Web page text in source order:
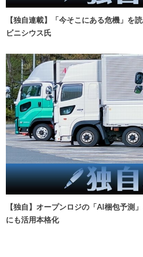
【独自連載】「今そこにある危機」を
ビニシウス氏
【独自】オープンロジの「AI梱包予測
にも活用本格化